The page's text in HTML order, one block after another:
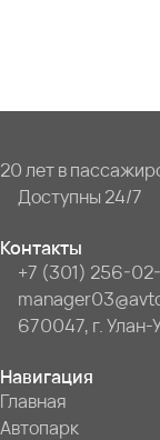
20 лет в
Доступны 24/7
Контакты
+7 (301) 256-
670047, г. Улан-
Навигация
Главная
Автопарк